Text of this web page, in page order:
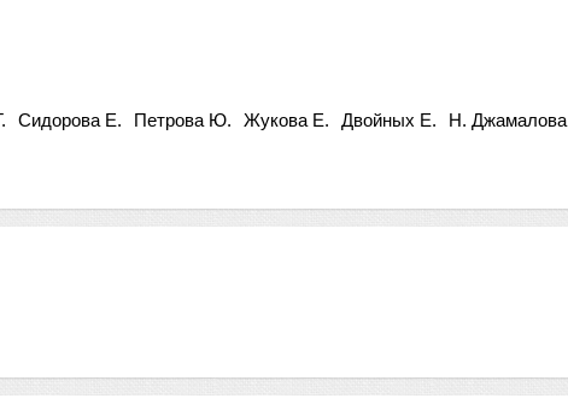
Сидорова Е. Петрова Ю. Жукова Е. Двойных Е. Н. Джамалова